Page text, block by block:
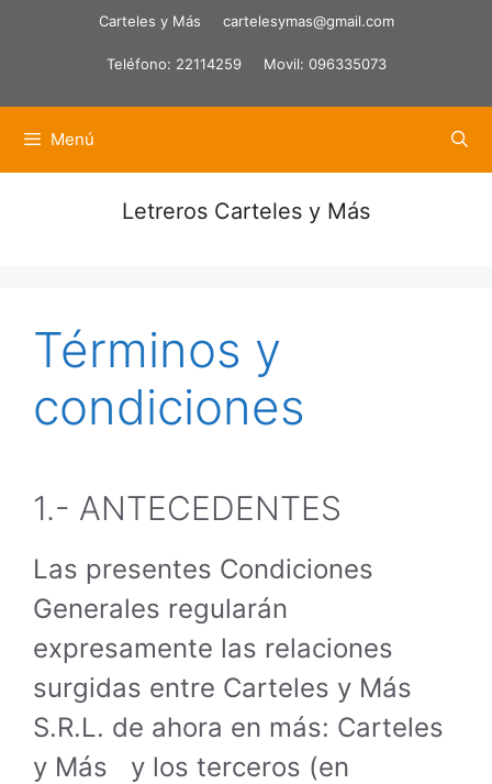
Carteles y Más cartelesymas@gmail.com
Teléfono: 22114259 Movil: 096335073
Menú
Letreros Carteles y Más
Términos y
condiciones
1.- ANTECEDENTES
Las presentes Condiciones
Generales regularán
expresamente las relaciones
surgidas entre Carteles y Más
S.R.L. de ahora en más: Carteles
y Más y los terceros (en